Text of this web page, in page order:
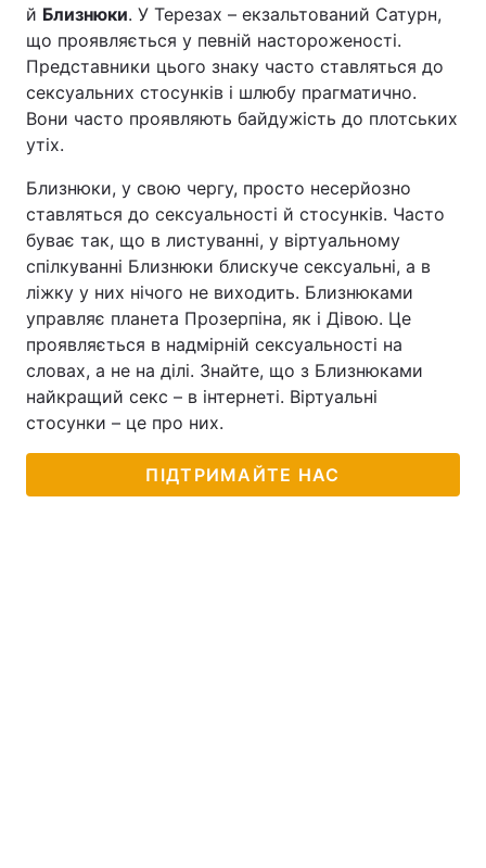
й Близнюки. У Терезах – екзальтований Сатурн,
що проявляється у певній настороженості.
Представники цього знаку часто ставляться до
сексуальних стосунків і шлюбу прагматично.
Вони часто проявляють байдужість до плотських
утіх.
Близнюки, у свою чергу, просто несерйозно
ставляться до сексуальності й стосунків. Часто
буває так, що в листуванні, у віртуальному
спілкуванні Близнюки блискуче сексуальні, а в
ліжку у них нічого не виходить. Близнюками
управляє планета Прозерпіна, як і Дівою. Це
проявляється в надмірній сексуальності на
словах, а не на ділі. Знайте, що з Близнюками
найкращий секс – в інтернеті. Віртуальні
стосунки – це про них.
ПІДТРИМАЙТЕ НАС